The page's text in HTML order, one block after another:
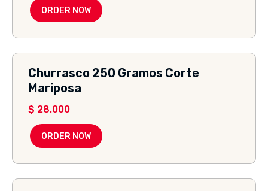
ORDER NOW
Churrasco 250 Gramos Corte
Mariposa
$ 28.000
ORDER NOW